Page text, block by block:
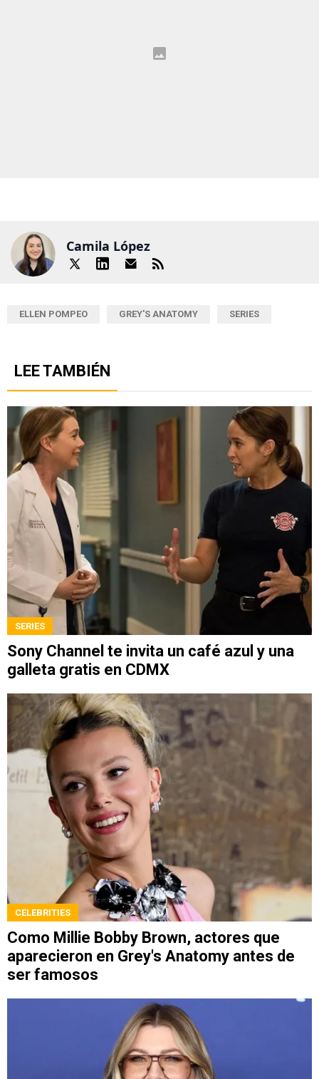
Camila López
ELLEN POMPEO GREY'S ANATOMY SERIES
LEE TAMBIÉN
SERIES
Sony Channel te invita un café azul y una
galleta gratis en CDMX
CELEBRITIES
Como Millie Bobby Brown, actores que
aparecieron en Grey's Anatomy antes de
ser famosos